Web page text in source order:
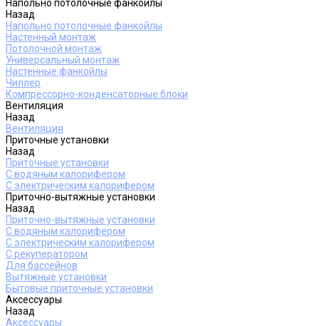
Напольно потолочные фанкойлы
Назад
Напольно потолочные фанкойлы
Настенный монтаж
Потолочной монтаж
Универсальный монтаж
Настенные фанкойлы
Чиллер
Компрессорно-конденсаторные блоки
Вентиляция
Назад
Вентиляция
Приточные установки
Назад
Приточные установки
С водяным калорифером
С электрическим калорифером
Приточно-вытяжные установки
Назад
Приточно-вытяжные установки
С водяным калорифером
С электрическим калорифером
С рекуператором
Для бассейнов
Вытяжные установки
Бытовые приточные установки
Аксессуары
Назад
Аксессуары